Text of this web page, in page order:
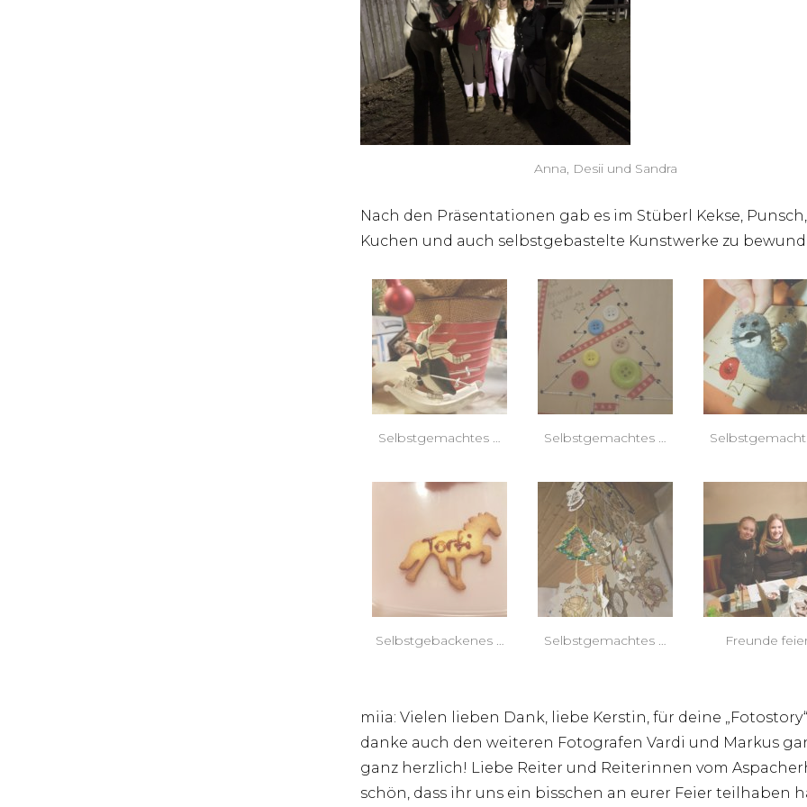
Anna, Desii und Sandra
Nach den Präsentationen gab es im Stüberl Kekse, Punsch,
Kuchen und auch selbstgebastelte Kunstwerke zu
Selbstgemachtes … Selbstgemachtes …
Selbstgebackenes … Selbstgemachtes … Freunde
miia: Vielen lieben Dank, liebe Kerstin, für deine
danke auch den weiteren Fotografen Vardi und Markus
ganz herzlich! Liebe Reiter und Reiterinnen vom
schön, dass ihr uns ein bisschen an eurer Feier teilhaben